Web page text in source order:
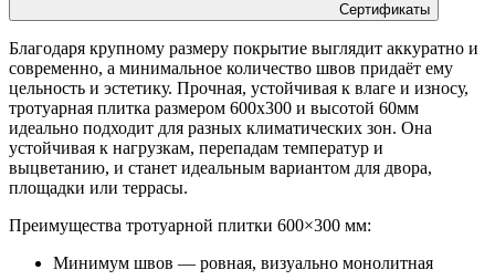
Сертификаты
Благодаря крупному размеру покрытие выглядит аккуратно и
современно, а минимальное количество швов придаёт ему
цельность и эстетику. Прочная, устойчивая к влаге и износу,
тротуарная плитка размером 600х300 и высотой 60мм
идеально подходит для разных климатических зон. Она
устойчивая к нагрузкам, перепадам температур и
выцветанию, и станет идеальным вариантом для двора,
площадки или террасы.
Преимущества тротуарной плитки 600×300 мм:
Минимум швов — ровная, визуально монолитная